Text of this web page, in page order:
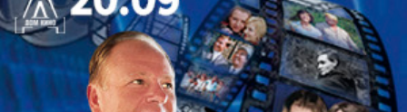
Для вас прозвучит потрясающая концертная
программа. Мы рады представить вам поистине
особенное событие – концерт «Огненный Latina
Jazz».
На сцене оживет магия латиноамериканской